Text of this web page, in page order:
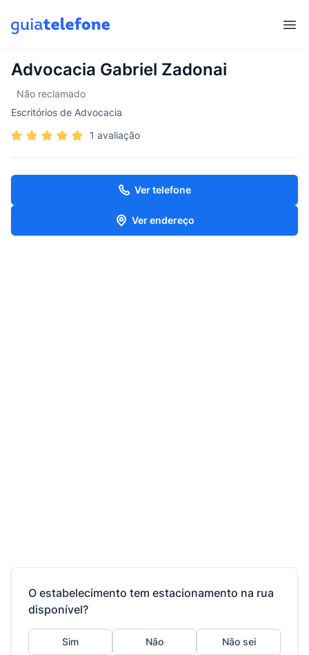
Advocacia Gabriel Zadonai
Não reclamado
Escritórios de Advocacia
1 avaliação
Ver telefone
Ver endereço
O estabelecimento tem estacionamento na rua
disponível?
Sim Não Não sei